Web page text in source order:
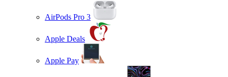
AirPods Pro 3
Apple Deals
Apple Pay